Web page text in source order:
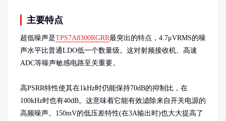
主要特点
超低噪声是TPS7A8300RGRR最突出的特点，4.7μVRMS的噪
声水平比普通LDO低一个数量级。这对射频接收机、高速
ADC等噪声敏感电路至关重要。
高PSRR特性使其在1kHz时仍能保持70dB的抑制比，在
100kHz时也有40dB。这意味着它能有效滤除来自开关电源的
高频噪声。150mV的低压差特性(在3A输出时)也大大提高了